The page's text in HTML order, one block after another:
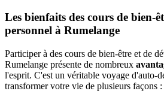
Les bienfaits des cours de bien-
personnel à Rumelange
Participer à des cours de bien-être et de
Rumelange présente de nombreux
l'esprit. C'est un véritable voyage d'auto-
transformer votre vie de plusieurs façons :